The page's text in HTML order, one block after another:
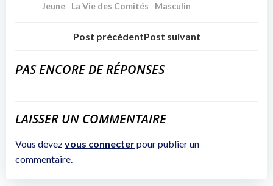
Jeune
La Vie des Comités Masculin
Post précédentPost suivant
PAS ENCORE DE RÉPONSES
LAISSER UN COMMENTAIRE
Vous devezvous connecterpour publier un
commentaire.